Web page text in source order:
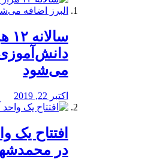
دانش‌آموزی
می‌شود
اکتبر 22, 2019
افتتاح یک
در